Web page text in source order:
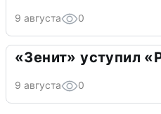
9 августа 0
«Зенит» уступил
9 августа 0